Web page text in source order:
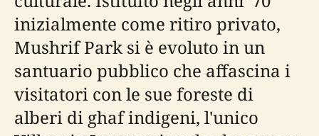
inizialmente come ritiro privato,
Mushrif Park si è evoluto in un
santuario pubblico che affascina i
visitatori con le sue foreste di
alberi di ghaf indigeni, l'unico